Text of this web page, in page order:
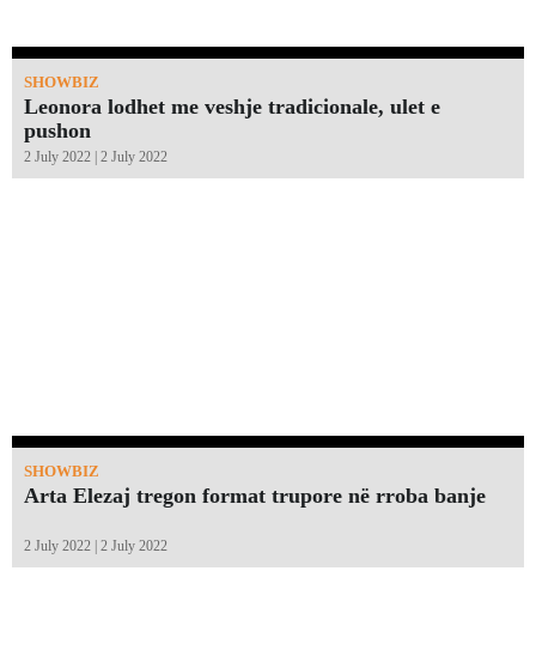
SHOWBIZ
Leonora lodhet me veshje tradicionale, ulet e
pushon
2 July 2022 | 2 July 2022
SHOWBIZ
Arta Elezaj tregon format trupore në rroba banje
2 July 2022 | 2 July 2022